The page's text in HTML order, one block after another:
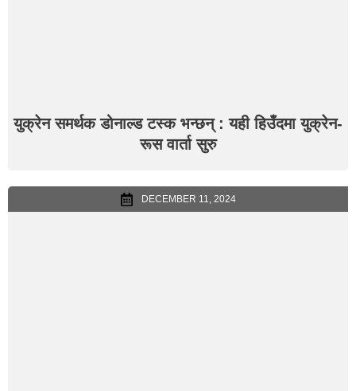
युक्रेन समर्थक डोनाल्ड टस्क भन्छन् : यही हिउँदमा युक्रेन-
रूस वार्ता सुरु
DECEMBER 11, 2024